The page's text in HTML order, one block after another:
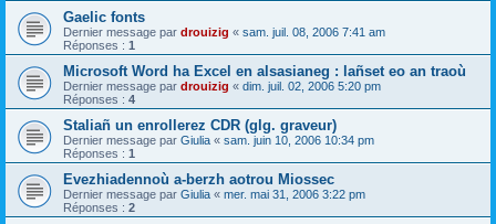
Gaelic fonts
Dernier message par drouizig « sam. juil. 08, 2006 7:41 am
Réponses : 1
Microsoft Word ha Excel en alsasianeg : lañset eo an traoù
Dernier message par drouizig « dim. juil. 02, 2006 5:20 pm
Réponses : 4
Staliañ un enrollerez CDR (glg. graveur)
Dernier message par Giulia « sam. juin 10, 2006 10:34 pm
Réponses : 1
Evezhiadennoù a-berzh aotrou Miossec
Dernier message par Giulia « mer. mai 31, 2006 3:22 pm
Réponses : 2